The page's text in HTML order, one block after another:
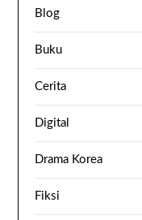
Blog
Buku
Cerita
Digital
Drama Korea
Fiksi